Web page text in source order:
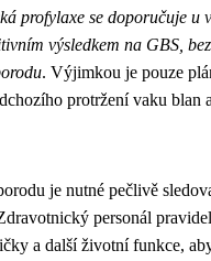
profylaxe se doporučuje u
výsledkem na GBS,
. Výjimkou je pouze
protržení vaku blan
je nutné pečlivě
personál
a další životní funkce,